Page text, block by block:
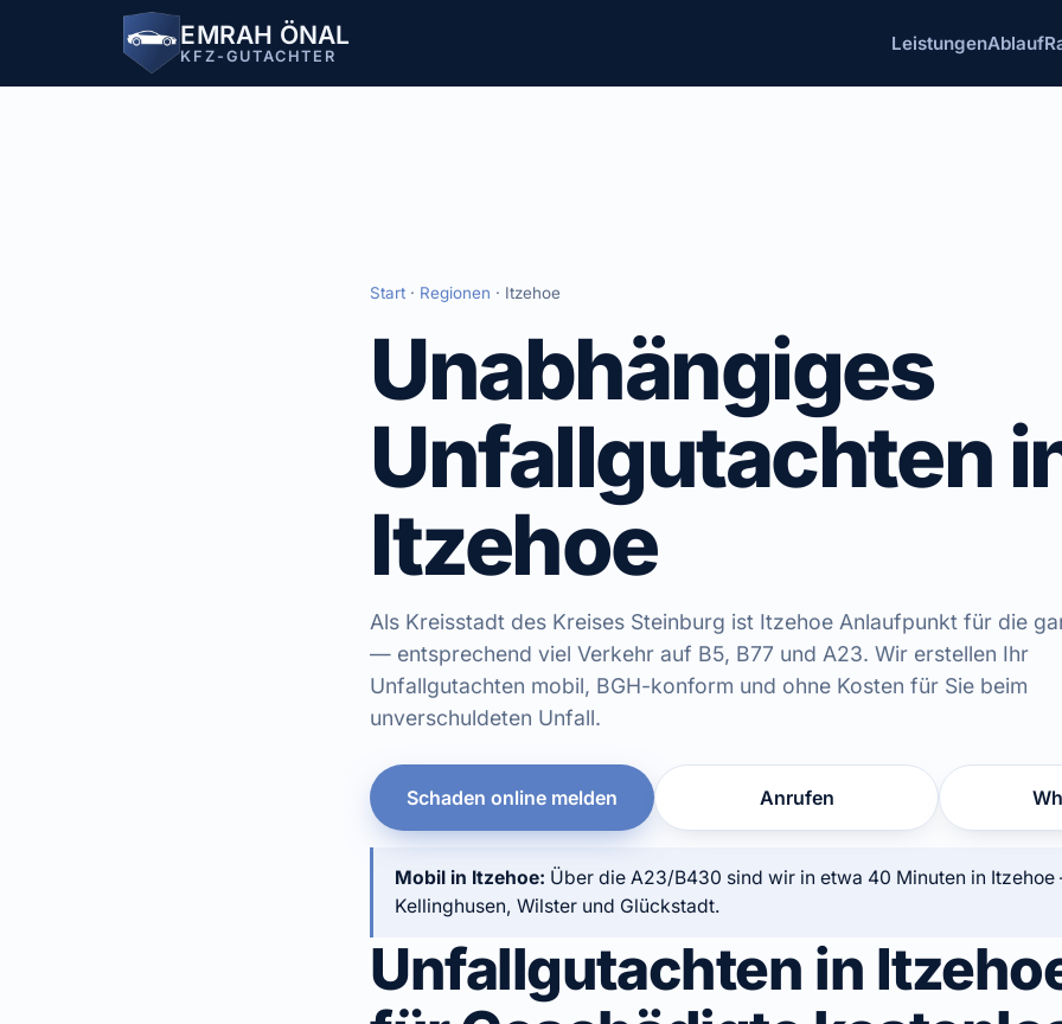
EMRAH ÖNAL
KFZ-GUTACHTER
LeistungenAblauf
Start · Regionen · Itzehoe
Unabhängiges
Unfallgutachten
Itzehoe
Als Kreisstadt des Kreises Steinburg ist Itzehoe Anlaufpunkt für die
— entsprechend viel Verkehr auf B5, B77 und A23. Wir erstellen Ihr
Unfallgutachten mobil, BGH-konform und ohne Kosten für Sie beim
unverschuldeten Unfall.
Schaden online melden Anrufen
Mobil in Itzehoe: Über die A23/B430 sind wir in etwa 40 Minuten in
Kellinghusen, Wilster und Glückstadt.
Unfallgutachten in